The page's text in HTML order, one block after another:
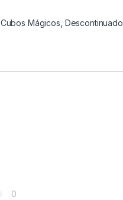
Cubos Mágicos Descontinuado
0